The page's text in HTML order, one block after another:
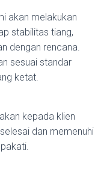
akan melakukan
stabilitas tiang,
dengan rencana.
sesuai standar
ketat.
kepada klien
dan memenuhi